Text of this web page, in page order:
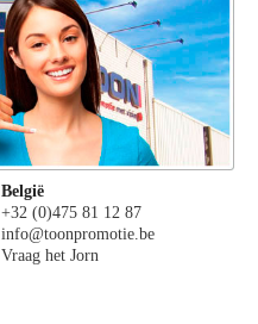
België
+32 (0)475 81 12 87
info@toonpromotie.be
Vraag het Jorn